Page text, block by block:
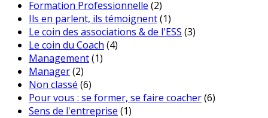
Formation Professionnelle (2)
Ils en parlent, ils témoignent(1)
Le coin des associations & de l'ESS (3)
Le coin du Coach (4)
Management(1)
Manager(2)
Non classé (6)
Pour vous : se former, se faire coacher(6)
Sens de l'entreprise (1)